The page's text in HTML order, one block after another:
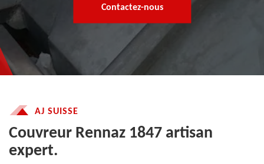
Contactez-nous
AJ SUISSE
Couvreur Rennaz 1847 artisan
expert.